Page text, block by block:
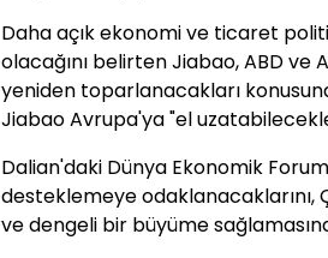
Daha açık ekonomi ve ticaret
olacağını belirten Jiabao, ABD ve
yeniden toparlanacakları
Jiabao Avrupa'ya "el
Dalian'daki Dünya Ekonomik
desteklemeye
ve dengeli bir büyüme